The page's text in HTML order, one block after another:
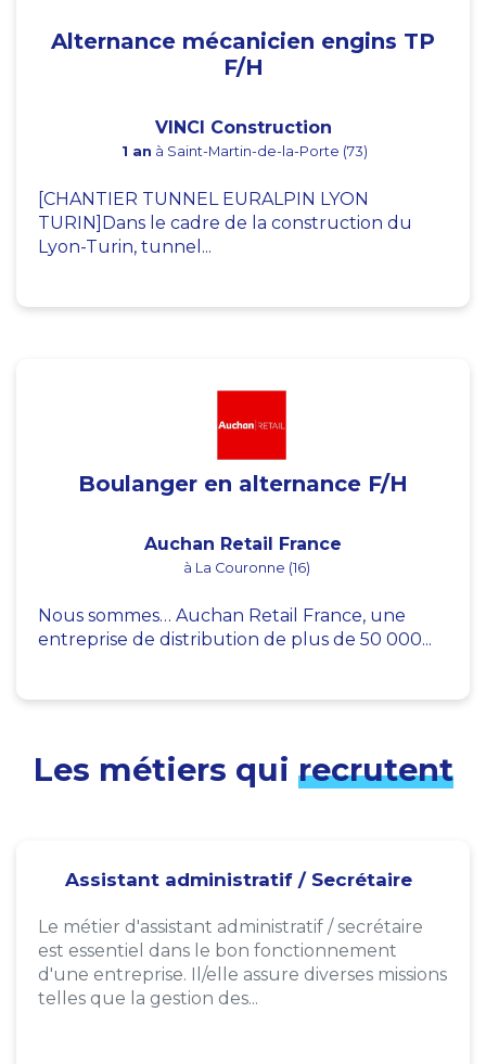
Alternance mécanicien engins TP
F/H
VINCI Construction
1 an à Saint-Martin-de-la-Porte (73)
[CHANTIER TUNNEL EURALPIN LYON
TURIN]Dans le cadre de la construction du
Lyon-Turin, tunnel...
Boulanger en alternance F/H
Auchan Retail France
à La Couronne (16)
Nous sommes… Auchan Retail France, une
entreprise de distribution de plus de 50 000...
Les métiers qui recrutent
Assistant administratif / Secrétaire
Le métier d'assistant administratif / secrétaire
est essentiel dans le bon fonctionnement
d'une entreprise. Il/elle assure diverses missions
telles que la gestion des...